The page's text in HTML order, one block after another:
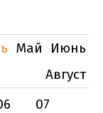
Май
Июнь
Август
07